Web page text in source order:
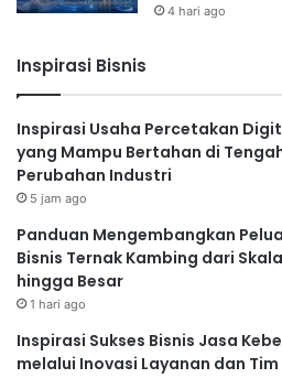
4 hari ago
Inspirasi Bisnis
Inspirasi Usaha Percetakan
yang Mampu Bertahan di
Perubahan Industri
5 jam ago
Panduan Mengembangkan
Bisnis Ternak Kambing dari
hingga Besar
1 hari ago
Inspirasi Sukses Bisnis Jasa
melalui Inovasi Layanan dan Tim